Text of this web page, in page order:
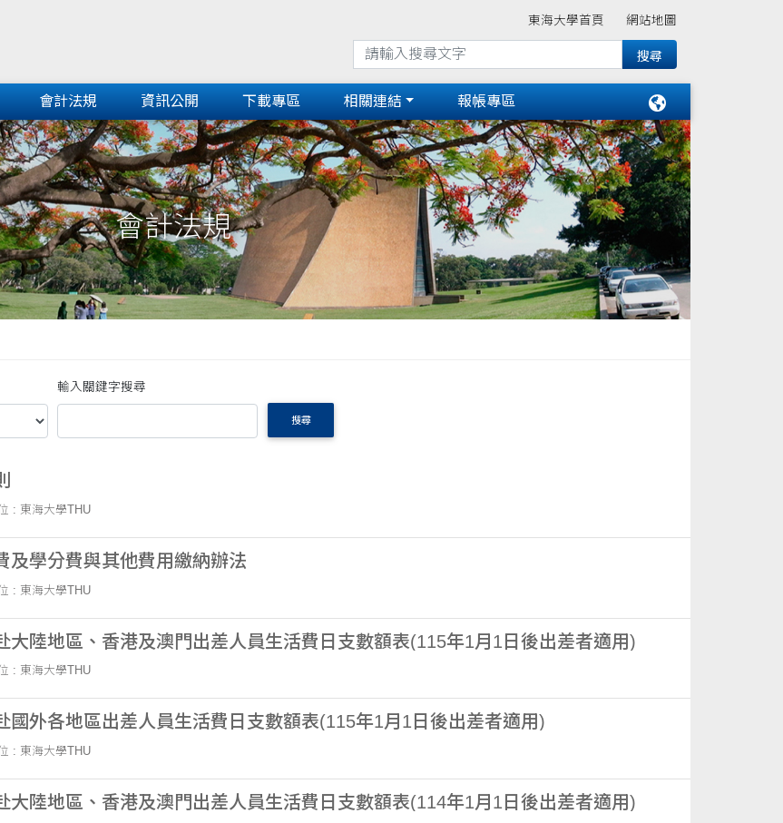
東海大學首頁 網站地圖
會計法規 資訊公開 下載專區 相關連結 報帳專區
會計法規
輸入關鍵字搜尋
搜尋
: 東海大學THU
及學分費與其他費用繳納辦法
: 東海大學THU
大陸地區、香港及澳門出差人員生活費日支數額表(115年1月1日後出差者適用)
: 東海大學THU
國外各地區出差人員生活費日支數額表(115年1月1日後出差者適用)
: 東海大學THU
大陸地區、香港及澳門出差人員生活費日支數額表(114年1月1日後出差者適用)